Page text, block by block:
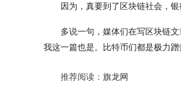
因为，真要到了区块链社会，
多说一句，媒体们在写区块链
我这一篇也是。比特币们都是极力
推荐阅读： 旗龙网